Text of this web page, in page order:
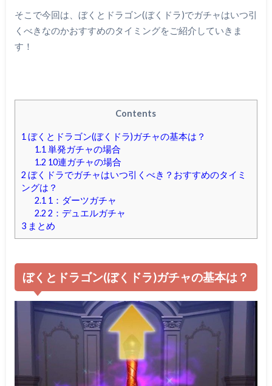
そこで今回は、ぼくとドラゴン(ぼくドラ)でガチャはいつ引
くべきなのかおすすめのタイミングをご紹介していきま
す！
Contents
1 ぼくとドラゴン(ぼくドラ)ガチャの基本は？
1.1 単発ガチャの場合
1.2 10連ガチャの場合
2 ぼくドラでガチャはいつ引くべき？おすすめのタイミ
ングは？
2.1 1：ダーツガチャ
2.2 2：デュエルガチャ
3まとめ
ぼくとドラゴン(ぼくドラ)ガチャの基本は？